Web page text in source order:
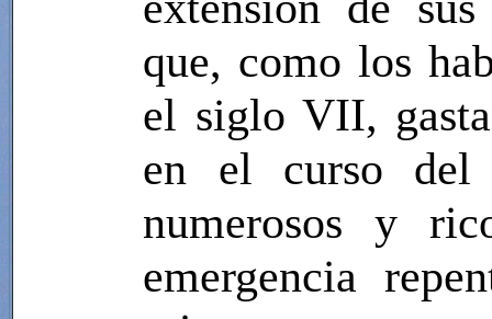
que, como los
el siglo VII,
en el curso del
numerosos y
emergencia